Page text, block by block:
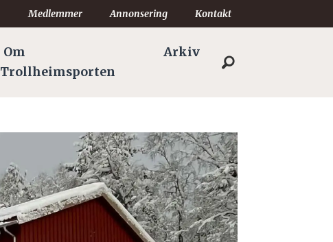
Medlemmer Annonsering Kontakt
Om
Trollheimsporten
Arkiv